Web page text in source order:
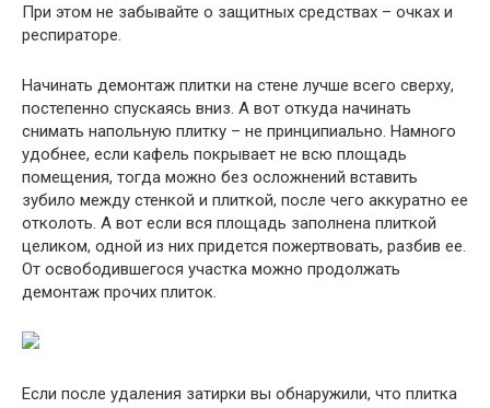
При этом не забывайте о защитных средствах – очках и
респираторе.
Начинать демонтаж плитки на стене лучше всего сверху,
постепенно спускаясь вниз. А вот откуда начинать
снимать напольную плитку – не принципиально. Намного
удобнее, если кафель покрывает не всю площадь
помещения, тогда можно без осложнений вставить
зубило между стенкой и плиткой, после чего аккуратно ее
отколоть. А вот если вся площадь заполнена плиткой
целиком, одной из них придется пожертвовать, разбив ее.
От освободившегося участка можно продолжать
демонтаж прочих плиток.
Если после удаления затирки вы обнаружили, что плитка